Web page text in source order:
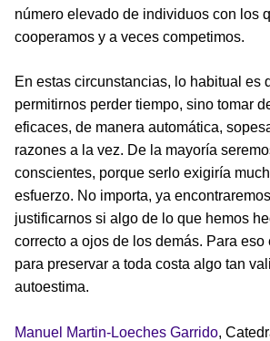
número elevado de individuos con los
cooperamos y a veces competimos.
En estas circunstancias, lo habitual es
permitirnos perder tiempo, sino tomar
eficaces, de manera automática,
razones a la vez. De la mayoría
conscientes, porque serlo exigiría
esfuerzo. No importa, ya
justificarnos si algo de lo que hemos
correcto a ojos de los demás. Para eso
para preservar a toda costa algo tan
autoestima.
Manuel Martin-Loeches Garrido,